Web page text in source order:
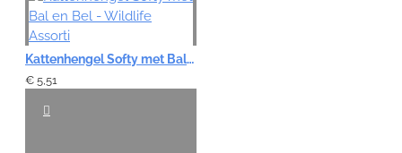
Kattenhengel Softy met Bal en Bel - Wildlife Assorti
€ 5,51